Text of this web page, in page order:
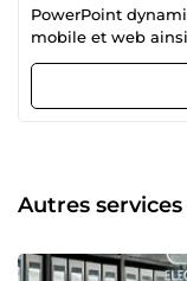
PowerPoint
mobile et web
déploiement des
Autres